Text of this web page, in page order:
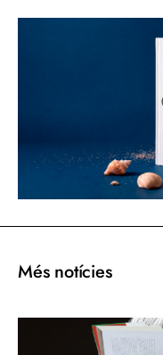
Més notícies